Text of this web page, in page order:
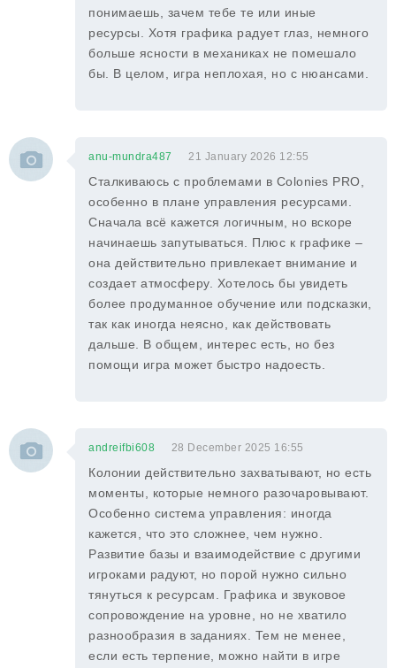
понимаешь, зачем тебе те или иные
ресурсы. Хотя графика радует глаз, немного
больше ясности в механиках не помешало
бы. В целом, игра неплохая, но с нюансами.
anu-mundra487 21 January 2026 12:55
Сталкиваюсь с проблемами в Colonies PRO,
особенно в плане управления ресурсами.
Сначала всё кажется логичным, но вскоре
начинаешь запутываться. Плюс к графике –
она действительно привлекает внимание и
создает атмосферу. Хотелось бы увидеть
более продуманное обучение или подсказки,
так как иногда неясно, как действовать
дальше. В общем, интерес есть, но без
помощи игра может быстро надоесть.
andreifbi608 28 December 2025 16:55
Колонии действительно захватывают, но есть
моменты, которые немного разочаровывают.
Особенно система управления: иногда
кажется, что это сложнее, чем нужно.
Развитие базы и взаимодействие с другими
игроками радуют, но порой нужно сильно
тянуться к ресурсам. Графика и звуковое
сопровождение на уровне, но не хватило
разнообразия в заданиях. Тем не менее,
если есть терпение, можно найти в игре